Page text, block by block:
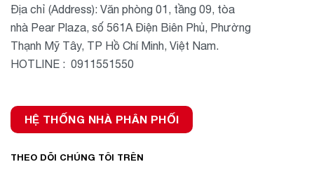
Địa chỉ (Address): Văn phòng 01, tầng 09, tòa
nhà Pear Plaza, số 561A Điện Biên Phủ, Phường
Thạnh Mỹ Tây, TP Hồ Chí Minh, Việt Nam.
HOTLINE : 0911551550
HỆ THỐNG NHÀ PHÂN PHỐI
THEO DÕI CHÚNG TÔI TRÊN